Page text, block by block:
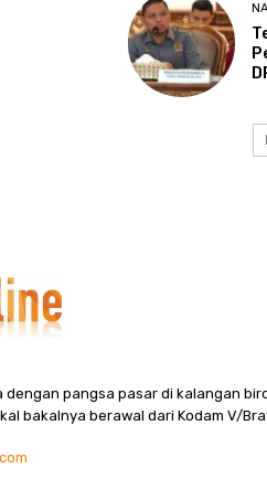
pangsa pasar di kalangan
bakalnya berawal dari Kodam V/